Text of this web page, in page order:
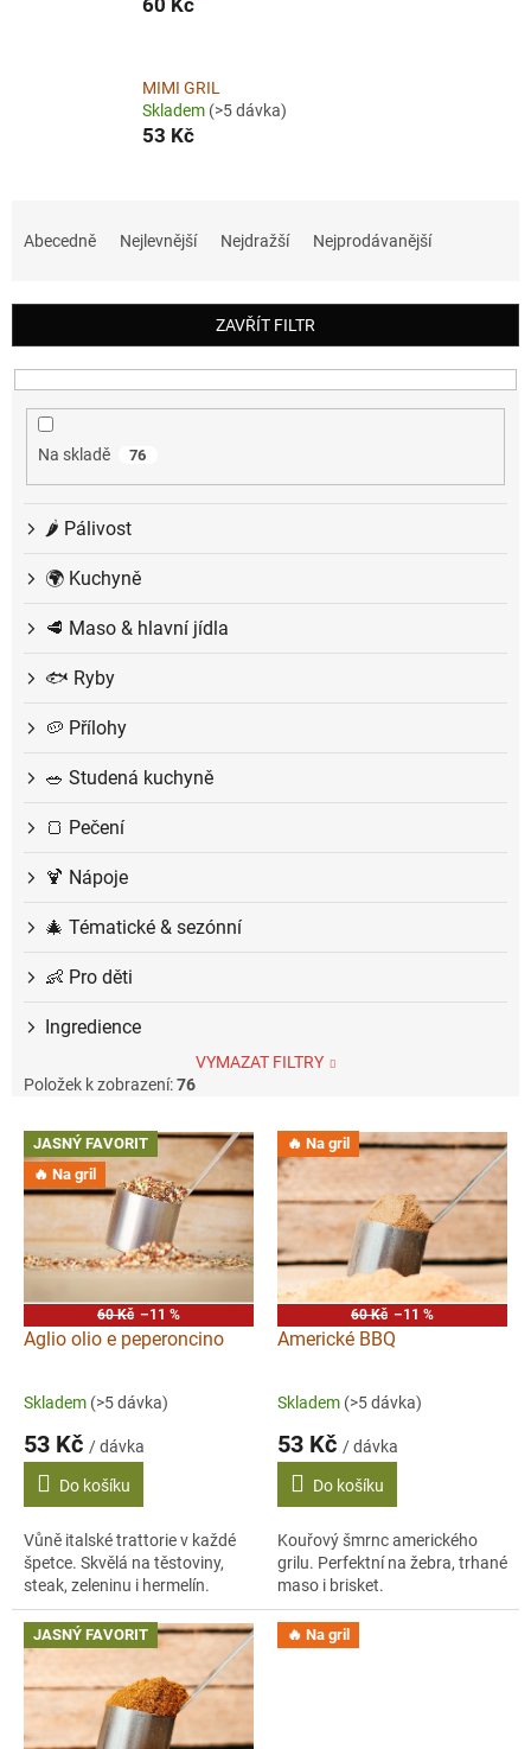
MIMI GRIL
Skladem (>5 dávka)
53 Kč
í
p
r
Abecedně Nejlevnější Nejdražší Nejprodávanější
ZAVŘÍT FILTR
Na skladě 76
🌶️ Pálivost
🌍 Kuchyně
🥩 Maso & hlavní jídla
🐟 Ryby
🥔 Přílohy
🥗 Studená kuchyně
🍞 Pečení
🍹 Nápoje
🎄 Tématické & sezónní
👶 Pro děti
Ingredience
VYMAZAT FILTRY
Položek k zobrazení:76
V JASNÝ FAVORIT
🔥 Na gril
60 Kč –11 %
Aglio olio e peperoncino
Skladem (>5 dávka)
53 Kč / dávka
Do košíku
Vůně italské trattorie v každé
špetce. Skvělá na těstoviny,
steak, zeleninu i hermelín.
🔥 Na gril
60 Kč –11 %
Americké BBQ
Skladem (>5 dávka)
53 Kč / dávka
Do košíku
Kouřový šmrnc amerického
grilu. Perfektní na žebra, trhané
maso i brisket.
JASNÝ FAVORIT 🔥 Na gril